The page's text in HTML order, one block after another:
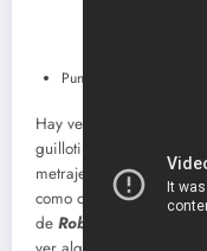
Puntuación: 7.0
Hay veces que los
guillotinar a la
metraje. En unos casos
como ocurrió con el
de Robocop
, en otros